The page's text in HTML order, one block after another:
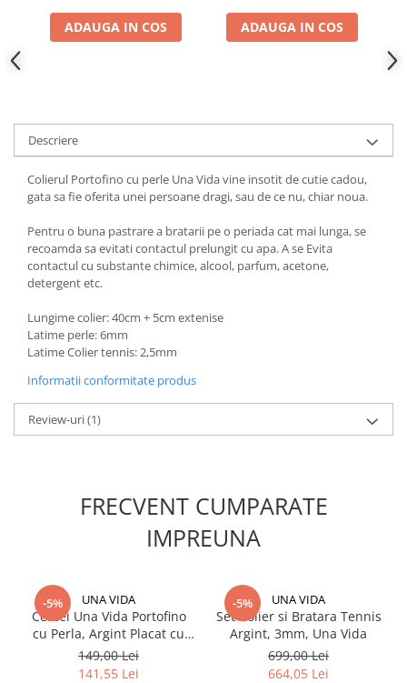
ADAUGA IN COS ADAUGA IN COS
Descriere
Colierul Portofino cu perle Una Vida vine insotit de cutie cadou,
gata sa fie oferita unei persoane dragi, sau de ce nu, chiar noua.
Pentru o buna pastrare a bratarii pe o periada cat mai lunga, se
recoamda sa evitati contactul prelungit cu apa. A se Evita
contactul cu substante chimice, alcool, parfum, acetone,
detergent etc.
Lungime colier: 40cm + 5cm extenise
Latime perle: 6mm
Latime Colier tennis: 2,5mm
Informatii conformitate produs
Review-uri(1)
FRECVENT CUMPARATE
IMPREUNA
-5% UNA VIDA
Cercei Una Vida Portofino
cu Perla, Argint Placat cu
Aur 18k
149,00 Lei
141,55 Lei
-5% UNA VIDA
Set Colier si Bratara Tennis
Argint, 3mm, Una Vida
699,00 Lei
664,05 Lei